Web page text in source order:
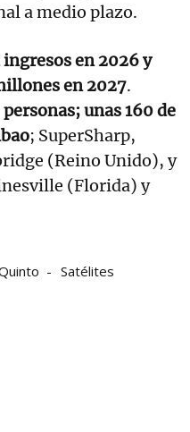
a medio plazo.
en 2026 y
en 2027.
unas 160 de
; SuperSharp,
(Reino Unido), y
(Florida) y
Satélites